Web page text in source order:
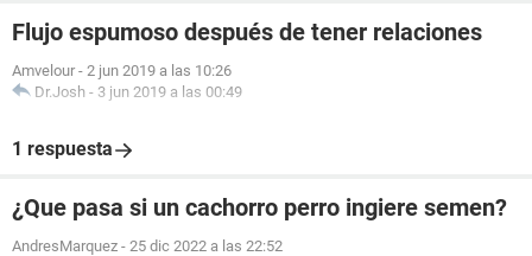
Flujo espumoso después de tener relaciones
Amvelour - 2 jun 2019 a las 10:26
Dr.Josh - 3 jun 2019 a las 00:49
1 respuesta
¿Que pasa si un cachorro perro ingiere semen?
AndresMarquez - 25 dic 2022 a las 22:52